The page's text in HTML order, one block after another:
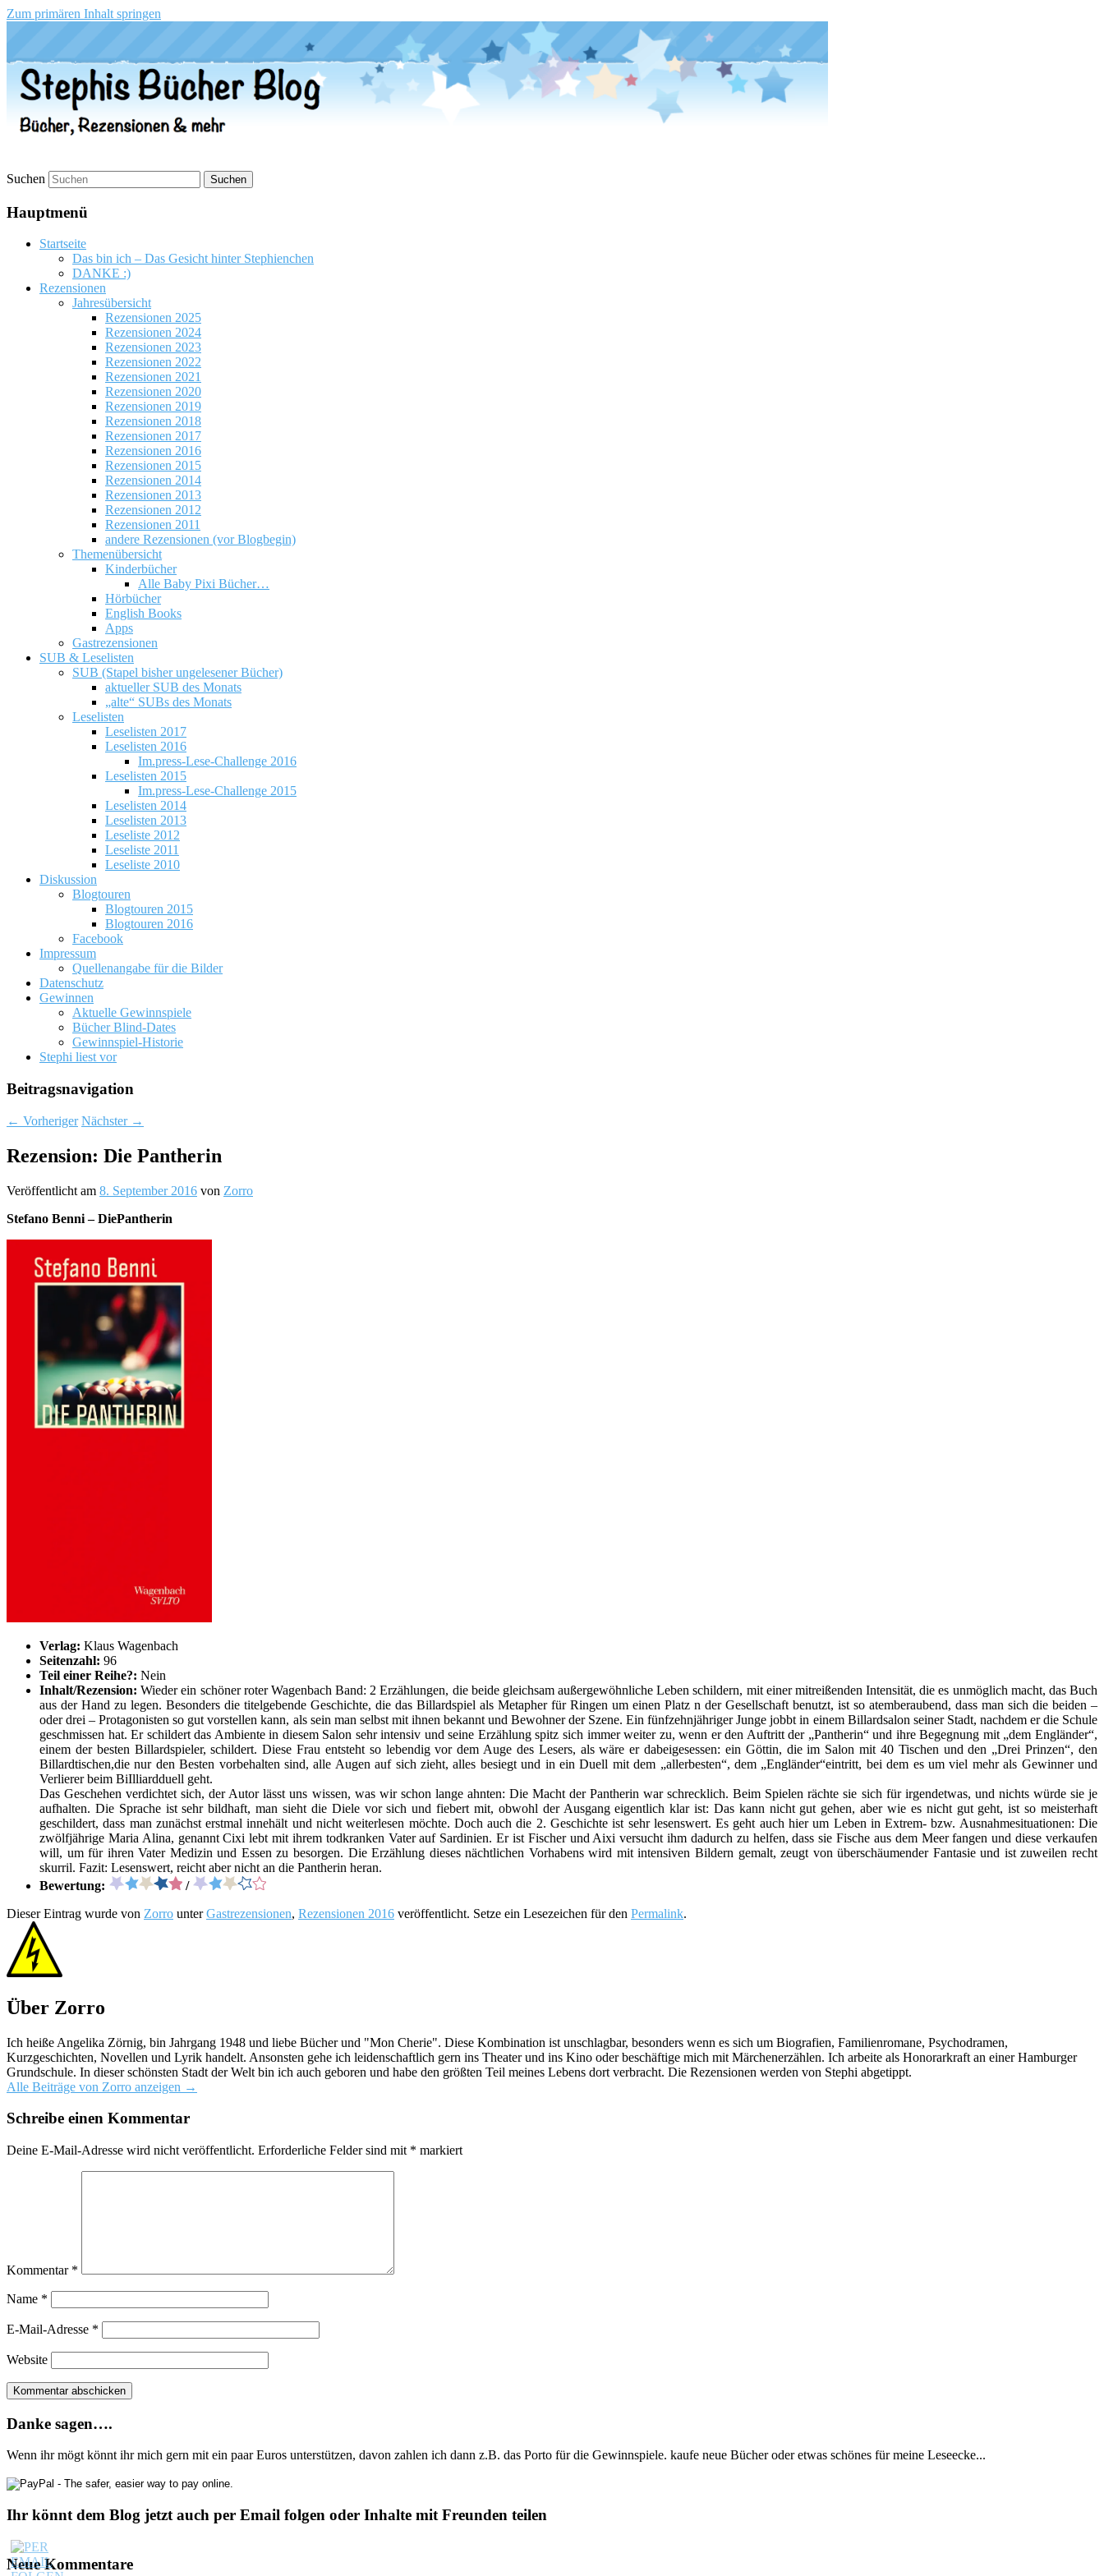
Zum primären Inhalt springen
Stephis Bücher Blog
Suchen
Hauptmenü
Startseite
Das bin ich – Das Gesicht hinter Stephienchen
DANKE :)
Rezensionen
Jahresübersicht
Rezensionen 2025
Rezensionen 2024
Rezensionen 2023
Rezensionen 2022
Rezensionen 2021
Rezensionen 2020
Rezensionen 2019
Rezensionen 2018
Rezensionen 2017
Rezensionen 2016
Rezensionen 2015
Rezensionen 2014
Rezensionen 2013
Rezensionen 2012
Rezensionen 2011
andere Rezensionen (vor Blogbegin)
Themenübersicht
Kinderbücher
Alle Baby Pixi Bücher…
Hörbücher
English Books
Apps
Gastrezensionen
SUB & Leselisten
SUB (Stapel bisher ungelesener Bücher)
aktueller SUB des Monats
„alte“ SUBs des Monats
Leselisten
Leselisten 2017
Leselisten 2016
Im.press-Lese-Challenge 2016
Leselisten 2015
Im.press-Lese-Challenge 2015
Leselisten 2014
Leselisten 2013
Leseliste 2012
Leseliste 2011
Leseliste 2010
Diskussion
Blogtouren
Blogtouren 2015
Blogtouren 2016
Facebook
Impressum
Quellenangabe für die Bilder
Datenschutz
Gewinnen
Aktuelle Gewinnspiele
Bücher Blind-Dates
Gewinnspiel-Historie
Stephi liest vor
Beitragsnavigation
← Vorheriger Nächster →
Rezension: Die Pantherin
Veröffentlicht am 8. September 2016 von Zorro
Stefano Benni – DiePantherin
Verlag: Klaus Wagenbach
Seitenzahl: 96
Teil einer Reihe?: Nein
Inhalt/Rezension:Wieder ein schöner roter Wagenbach Band: 2 Erzählungen, die beide gleichsam außergewöhnliche Leben schildern, mit einer mitreißenden Intensität, die es unmöglich macht, das Buch
aus der Hand zu legen. Besonders die titelgebende Geschichte, die das Billardspiel als Metapher für Ringen um einen Platz n der Gesellschaft benutzt, ist so atemberaubend, dass man sich die beiden –
oder drei – Protagonisten so gut vorstellen kann, als sein man selbst mit ihnen bekannt und Bewohner der Szene. Ein fünfzehnjähriger Junge jobbt in einem Billardsalon seiner Stadt, nachdem er die Schule
geschmissen hat. Er schildert das Ambiente in diesem Salon sehr intensiv und seine Erzählung spitz sich immer weiter zu, wenn er den Auftritt der „Pantherin“ und ihre Begegnung mit „dem Engländer“,
einem der besten Billardspieler, schildert. Diese Frau entsteht so lebendig vor dem Auge des Lesers, als wäre er dabeigesessen: ein Göttin, die im Salon mit 40 Tischen und den „Drei Prinzen“, den
Billardtischen,die nur den Besten vorbehalten sind, alle Augen auf sich zieht, alles besiegt und in ein Duell mit dem „allerbesten“, dem „Engländer“eintritt, bei dem es um viel mehr als Gewinner und
Verlierer beim BiIlliardduell geht.
Das Geschehen verdichtet sich, der Autor lässt uns wissen, was wir schon lange ahnten: Die Macht der Pantherin war schrecklich. Beim Spielen rächte sie sich für irgendetwas, und nichts würde sie je
aufhalten. Die Sprache ist sehr bildhaft, man sieht die Diele vor sich und fiebert mit, obwohl der Ausgang eigentlich klar ist: Das kann nicht gut gehen, aber wie es nicht gut geht, ist so meisterhaft
geschildert, dass man zunächst erstmal innehält und nicht weiterlesen möchte. Doch auch die 2. Geschichte ist sehr lesenswert. Es geht auch hier um Leben in Extrem- bzw. Ausnahmesituationen: Die
zwölfjährige Maria Alina, genannt Cixi lebt mit ihrem todkranken Vater auf Sardinien. Er ist Fischer und Aixi versucht ihm dadurch zu helfen, dass sie Fische aus dem Meer fangen und diese verkaufen
will, um für ihren Vater Medizin und Essen zu besorgen. Die Erzählung dieses nächtlichen Vorhabens wird mit intensiven Bildern gemalt, zeugt von überschäumender Fantasie und ist zuweilen recht
skurril. Fazit: Lesenswert, reicht aber nicht an die Pantherin heran.
Bewertung:
/
Dieser Eintrag wurde von Zorro unterGastrezensionen, Rezensionen 2016 veröffentlicht. Setze ein Lesezeichen für den Permalink.
Über Zorro
Ich heiße Angelika Zörnig, bin Jahrgang 1948 und liebe Bücher und "Mon Cherie". Diese Kombination ist unschlagbar, besonders wenn es sich um Biografien, Familienromane, Psychodramen,
Kurzgeschichten, Novellen und Lyrik handelt. Ansonsten gehe ich leidenschaftlich gern ins Theater und ins Kino oder beschäftige mich mit Märchenerzählen. Ich arbeite als Honorarkraft an einer Hamburger
Grundschule. In dieser schönsten Stadt der Welt bin ich auch geboren und habe den größten Teil meines Lebens dort verbracht. Die Rezensionen werden von Stephi abgetippt.
Alle Beiträge von Zorro anzeigen →
Schreibe einen Kommentar
Deine E-Mail-Adresse wird nicht veröffentlicht. Erforderliche Felder sind mit * markiert
Kommentar *
Name *
E-Mail-Adresse *
Website
Danke sagen….
Wenn ihr mögt könnt ihr mich gern mit ein paar Euros unterstützen, davon zahlen ich dann z.B. das Porto für die Gewinnspiele. kaufe neue Bücher oder etwas schönes für meine Leseecke...
Ihr könnt dem Blog jetzt auch per Email folgen oder Inhalte mit Freunden teilen
Neue Kommentare